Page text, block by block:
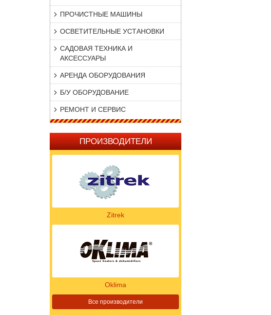
ПРОЧИСТНЫЕ МАШИНЫ
ОСВЕТИТЕЛЬНЫЕ УСТАНОВКИ
САДОВАЯ ТЕХНИКА И
АКСЕССУАРЫ
АРЕНДА ОБОРУДОВАНИЯ
Б/У ОБОРУДОВАНИЕ
РЕМОНТ И СЕРВИС
ПРОИЗВОДИТЕЛИ
Zitrek
Oklima
Все производители